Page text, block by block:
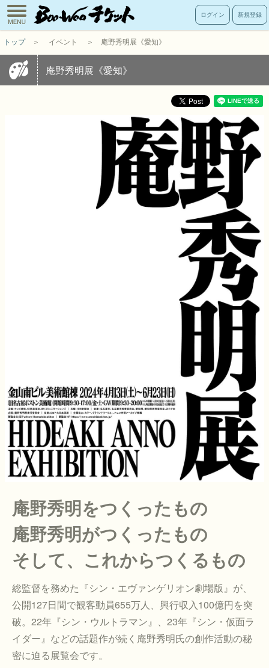
toggle
navigation
ログイン 新規登録
トップ＞ イベント ＞ 庵野秀明展《愛知》
庵野秀明展《愛知》
庵野秀明をつくったもの
庵野秀明がつくったもの
そして、これからつくるもの
総監督を務めた『シン・エヴァンゲリオン劇場版』が、
公開127日間で観客動員655万人、興行収入100億円を突
破。22年『シン・ウルトラマン』、23年『シン・仮面ラ
イダー』などの話題作が続く庵野秀明氏の創作活動の秘
密に迫る展覧会です。